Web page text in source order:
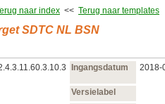
naar index << Terug naar templates
SDTC NL BSN
Ingangsdatum
Versielabel